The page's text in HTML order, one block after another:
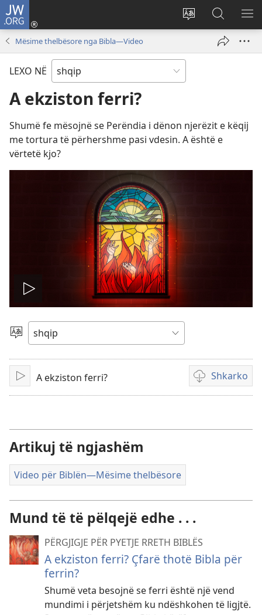
JW.ORG
Ndrysho
Hyr
me
dritare
Kërko
në
JW.ORG
Mësime thelbësore nga Bibla​—Video
LEXO NË
A ekziston ferri?
Shumë fe mësojnë se Perëndia i dënon njerëzit e këqij
me tortura të përhershme pasi vdesin. A është e
vërtetë kjo?
Nis
videon
Zgjidh
gjuhën
LuajA ekziston ferri? Shkarko
Mundësi
shkarkimi
Artikuj të ngjashëm
Video për Biblën​—Mësime thelbësore
Mund të të pëlqejë edhe . . .
PËRGJIGJE PËR PYETJE RRETH BIBLËS
A ekziston ferri? Çfarë thotë Bibla për
ferrin?
Shumë veta besojnë se ferri është një vend
mundimi i përjetshëm ku ndëshkohen të ligjtë.